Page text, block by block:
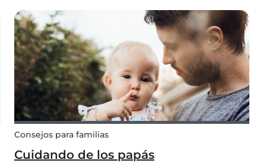
sabes lo que puede pasar! También es una
buena idea estar preparado con juegos para los
bebés, etc...
Consejos para familias
Cuidando de los papás